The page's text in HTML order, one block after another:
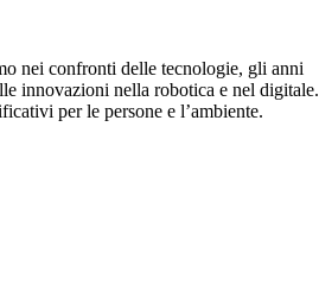
nei confronti delle tecnologie, gli anni
innovazioni nella robotica e nel digitale.
per le persone e l’ambiente.